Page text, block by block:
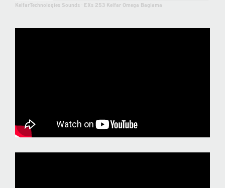
KelfarTechnologies Sounds EXs 253 Kelfar Omega Baglama